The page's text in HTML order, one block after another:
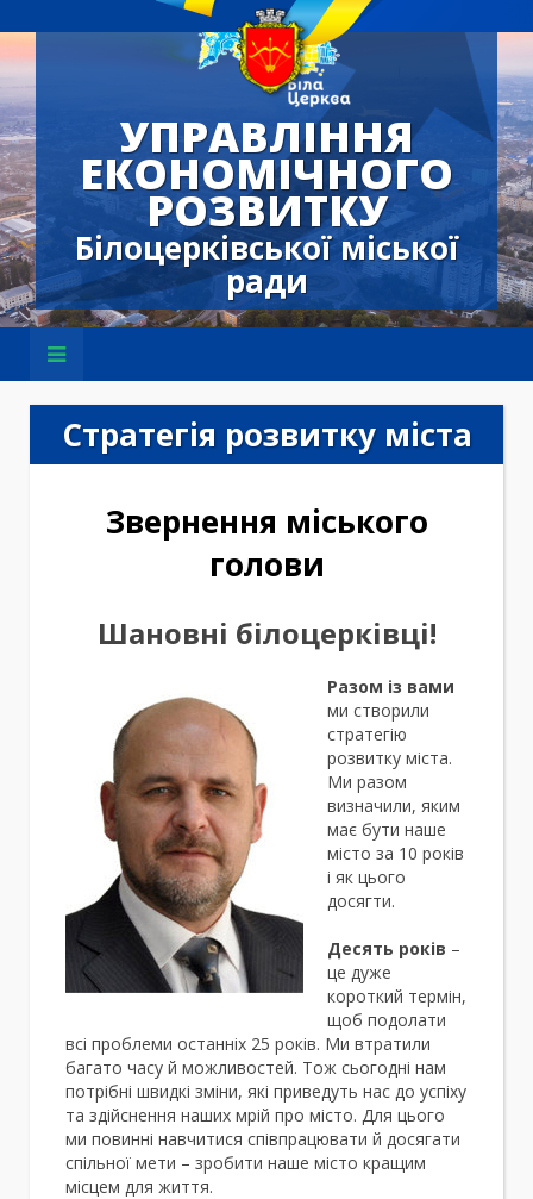
УПРАВЛІННЯ
ЕКОНОМІЧНОГО
РОЗВИТКУ
Білоцерківської міської
ради
Стратегія розвитку міста
Звернення міського
голови
Шановні білоцерківці!
Разом із вами
ми створили
стратегію
розвитку міста.
Ми разом
визначили, яким
має бути наше
місто за 10 років
і як цього
досягти.
Десять років –
це дуже
короткий термін,
щоб подолати
всі проблеми останніх 25 років. Ми втратили
багато часу й можливостей. Тож сьогодні нам
потрібні швидкі зміни, які приведуть нас до успіху
та здійснення наших мрій про місто. Для цього
ми повинні навчитися співпрацювати й досягати
спільної мети – зробити наше місто кращим
місцем для життя.